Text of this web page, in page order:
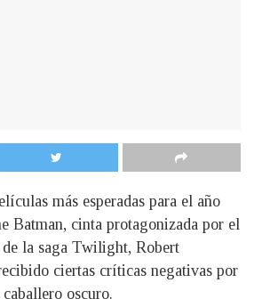
más esperadas para el año
Batman, cinta protagonizada por el
la saga Twilight, Robert
ciertas críticas negativas por
oscuro.